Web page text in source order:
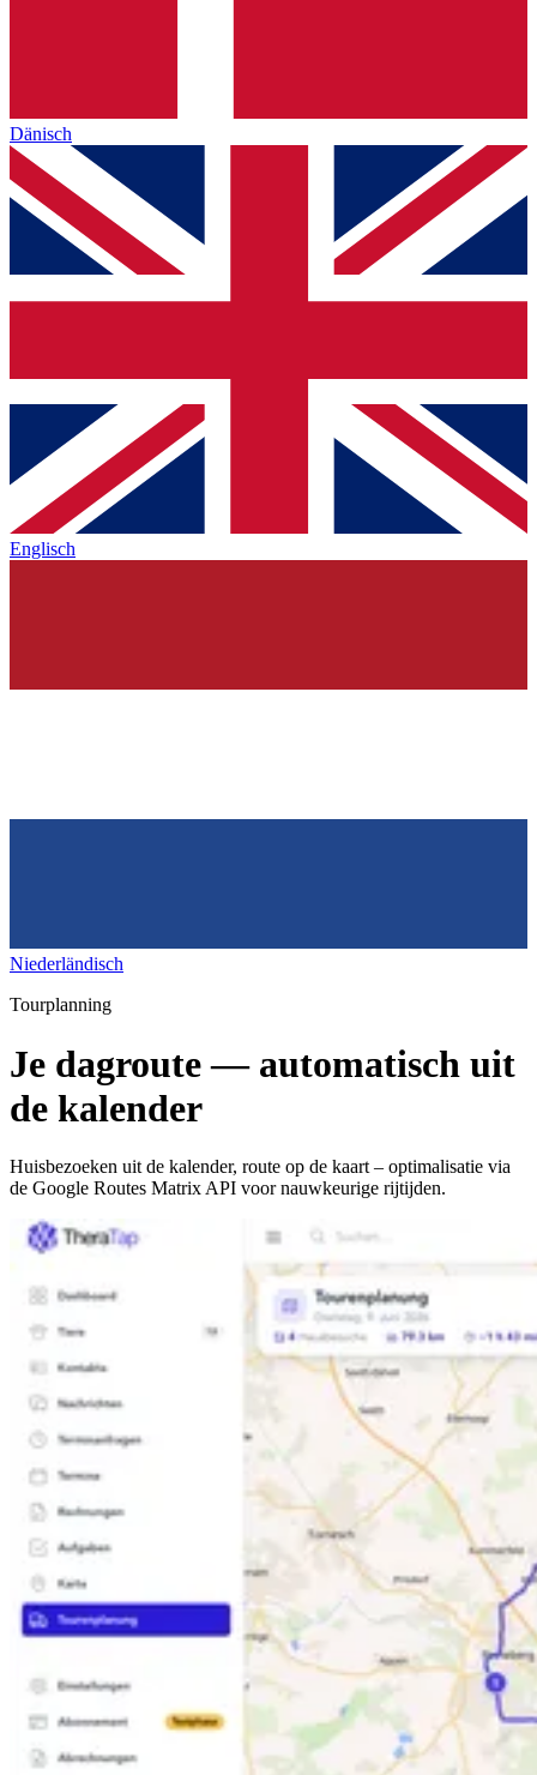
Dänisch
Englisch
Niederländisch
Tourplanning
Je dagroute — automatisch uit
de kalender
Huisbezoeken uit de kalender, route op de kaart – optimalisatie via
de Google Routes Matrix API voor nauwkeurige rijtijden.